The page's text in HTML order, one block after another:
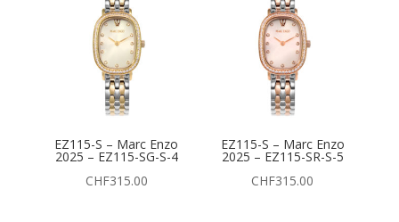
EZ115-S – Marc Enzo
2025 – EZ115-SG-S-4
CHF315.00
EZ115-S – Marc Enzo
2025 – EZ115-SR-S-5
CHF315.00